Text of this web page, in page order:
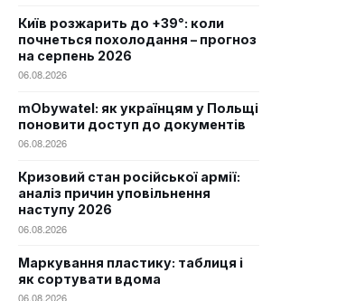
Київ розжарить до +39°: коли
почнеться похолодання – прогноз
на серпень 2026
06.08.2026
mObywatel: як українцям у Польщі
поновити доступ до документів
06.08.2026
Кризовий стан російської армії:
аналіз причин уповільнення
наступу 2026
06.08.2026
Маркування пластику: таблиця і
як сортувати вдома
06.08.2026